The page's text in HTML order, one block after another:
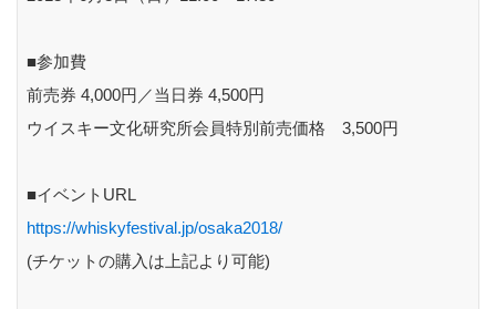
■参加費
前売券 4,000円／当日券 4,500円
ウイスキー文化研究所会員特別前売価格 3,500円
■イベントURL
https://whiskyfestival.jp/osaka2018/
(チケットの購入は上記より可能)